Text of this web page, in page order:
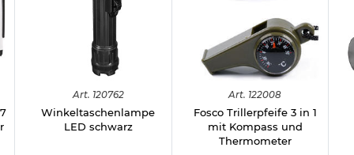
Art. 120762
Winkeltaschenlampe
LED schwarz
Art. 122008
Fosco Trillerpfeife 3 in 1
mit Kompass und
Thermometer